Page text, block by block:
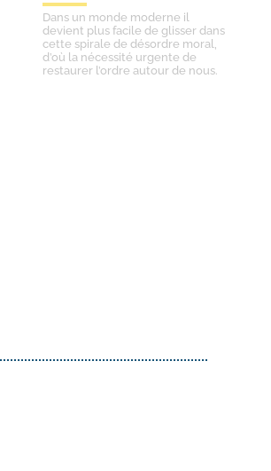
Dans un monde moderne il
devient plus facile de glisser dans
cette spirale de désordre moral,
d’où la nécessité urgente de
restaurer l’ordre autour de nous.